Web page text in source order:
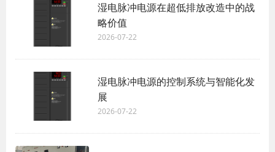
湿电脉冲电源在超低排放改造中的战
略价值
2026-07-22
湿电脉冲电源的控制系统与智能化发
展
2026-07-22